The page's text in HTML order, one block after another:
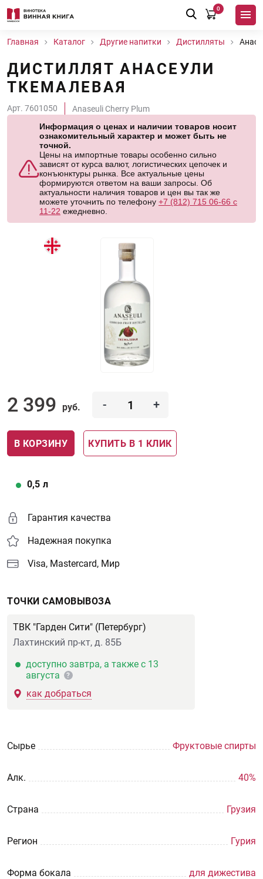
0
Главная Каталог Другие напитки Дистилляты
ДИСТИЛЛЯТ АНАСЕУЛИ
ТКЕМАЛЕВАЯ
Арт. 7601050
Anaseuli Cherry Plum
Информация о ценах и наличии товаров носит
ознакомительный характер и может быть не
точной.
Цены на импортные товары особенно сильно
зависят от курса валют, логистических цепочек и
конъюнктуры рынка. Все актуальные цены
формируются ответом на ваши запросы. Об
актуальности наличия товаров и цен вы так же
можете уточнить по телефону +7 (812) 715 06-66 с
11-22 ежедневно.
2 399 руб. - +
В КОРЗИНУ КУПИТЬ В 1 КЛИК
0,5 л
Гарантия качества
Надежная покупка
Visa, Mastercard, Мир
ТОЧКИ САМОВЫВОЗА
ТВК "Гарден Сити" (Петербург)
Лахтинский пр-кт, д. 85Б
доступно завтра, а также с 13
августа
?
как добраться
Сырье Фруктовые спирты
Aлк. 40%
Страна Грузия
Регион Гурия
Форма бокала для дижестива